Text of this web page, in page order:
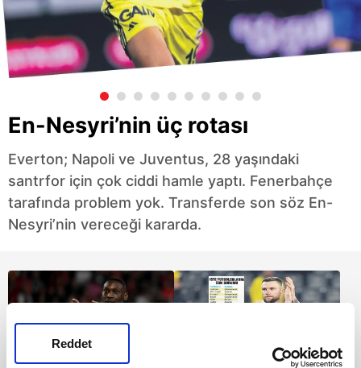
Reddet
En-Nesyri’nin üç rotası
Everton; Napoli ve Juventus, 28 yaşındaki
santrfor için çok ciddi hamle yaptı. Fenerbahçe
tarafında problem yok. Transferde son söz En-
Nesyri’nin vereceği kararda.